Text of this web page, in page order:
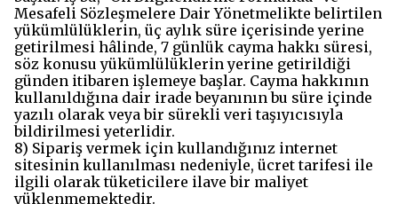
Mesafeli Sözleşmelere Dair Yönetmelikte belirtilen
yükümlülüklerin, üç aylık süre içerisinde yerine
getirilmesi hâlinde, 7 günlük cayma hakkı süresi,
söz konusu yükümlülüklerin yerine getirildiği
günden itibaren işlemeye başlar. Cayma hakkının
kullanıldığına dair irade beyanının bu süre içinde
yazılı olarak veya bir sürekli veri taşıyıcısıyla
bildirilmesi yeterlidir.
8) Sipariş vermek için kullandığınız internet
sitesinin kullanılması nedeniyle, ücret tarifesi ile
ilgili olarak tüketicilere ilave bir maliyet
yüklenmemektedir.